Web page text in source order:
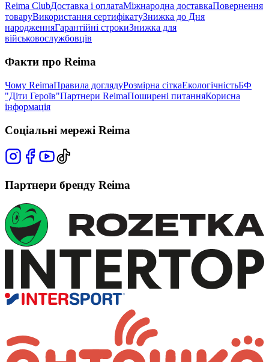
Reima ClubДоставка і оплатаМіжнародна доставкаПовернення
товаруВикористання сертифікатуЗнижка до Дня
народженняГарантійні строкиЗнижка для
військовослужбовців
Факти про Reima
Чому ReimaПравила доглядуРозмірна сіткаЕкологічністьБФ
"Діти Героїв"Партнери ReimaПоширені питанняКорисна
інформація
Соціальні мережі Reima
Партнери бренду Reima